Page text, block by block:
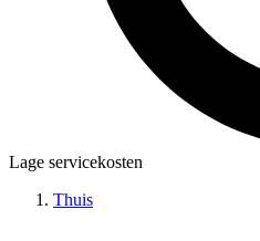
Lage servicekosten
Thuis